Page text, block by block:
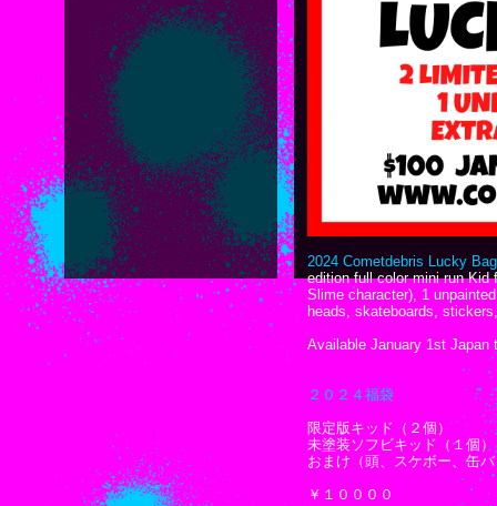
2024 Cometdebris Lucky
edition full color mini run Kid
Slime character), 1
heads, skateboards,
Available January 1st Japan
２０２４福袋
限定版キッド（２個）
未塗装ソフビキッド（１個）
おまけ（頭、スケボー、缶
￥１００００